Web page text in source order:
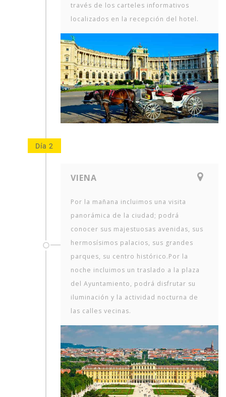
través de los carteles informativos
localizados en la recepción del hotel.
Día 2
VIENA
Por la mañana incluimos una visita
panorámica de la ciudad; podrá
conocer sus majestuosas avenidas, sus
hermosísimos palacios, sus grandes
parques, su centro histórico.Por la
noche incluimos un traslado a la plaza
del Ayuntamiento, podrá disfrutar su
iluminación y la actividad nocturna de
las calles vecinas.